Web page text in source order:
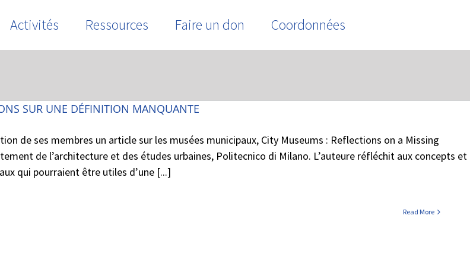
Activités Ressources Faire un don Coordonnées
Home / Tag:Francesca Lanz
SUR UNE DÉFINITION MANQUANTE
de ses membres un article sur les musées municipaux, City Museums : Reflections on a Missing
de l’architecture et des études urbaines, Politecnico di Milano. L’auteure réfléchit aux concepts et
qui pourraient être utiles d’une [...]
Read More